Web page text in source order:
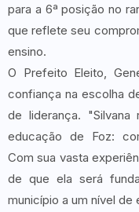
para a 6ª posição no
que reflete seu
ensino.
O Prefeito Eleito,
confiança na escolha
de liderança.
educação de Foz:
Com sua vasta
de que ela será
município a um nível